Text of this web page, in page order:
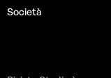
Società